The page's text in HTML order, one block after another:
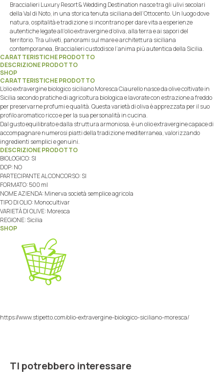
Braccialieri Luxury Resort & Wedding Destination nasce tra gli ulivi secolari
della Val di Noto, in una storica tenuta siciliana dell’Ottocento. Un luogo dove
natura, ospitalità e tradizione si incontrano per dare vita a esperienze
autentiche legate all’olio extravergine d’oliva, alla terra e ai sapori del
territorio. Tra uliveti, panorami sul mare e architettura siciliana
contemporanea, Braccialieri custodisce l’anima più autentica della Sicilia.
CARATTERISTICHE PRODOTTO
DESCRIZIONE PRODOTTO
SHOP
CARATTERISTICHE PRODOTTO
L’olio extravergine biologico siciliano Moresca Ciaurello nasce da olive coltivate in
Sicilia secondo pratiche di agricoltura biologica e lavorate con estrazione a freddo
per preservarne profumi e qualità. Questa varietà di oliva è apprezzata per il suo
profilo aromatico ricco e per la sua personalità in cucina.
Dal gusto equilibrato e dalla struttura armoniosa, è un olio extravergine capace di
accompagnare numerosi piatti della tradizione mediterranea, valorizzando
ingredienti semplici e genuini.
DESCRIZIONE PRODOTTO
BIOLOGICO: SI
DOP: NO
PARTECIPANTE AL CONCORSO: SI
FORMATO: 500 ml
NOME AZIENDA: Minerva società semplice agricola
TIPO DI OLIO: Monocultivar
VARIETÀ DI OLIVE: Moresca
REGIONE: Sicilia
SHOP
https://www.stipetto.com/olio-extravergine-biologico-siciliano-moresca/
TI potrebbero interessare